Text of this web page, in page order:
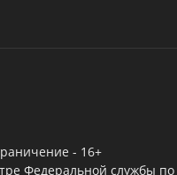
- 16+
Федеральной службы